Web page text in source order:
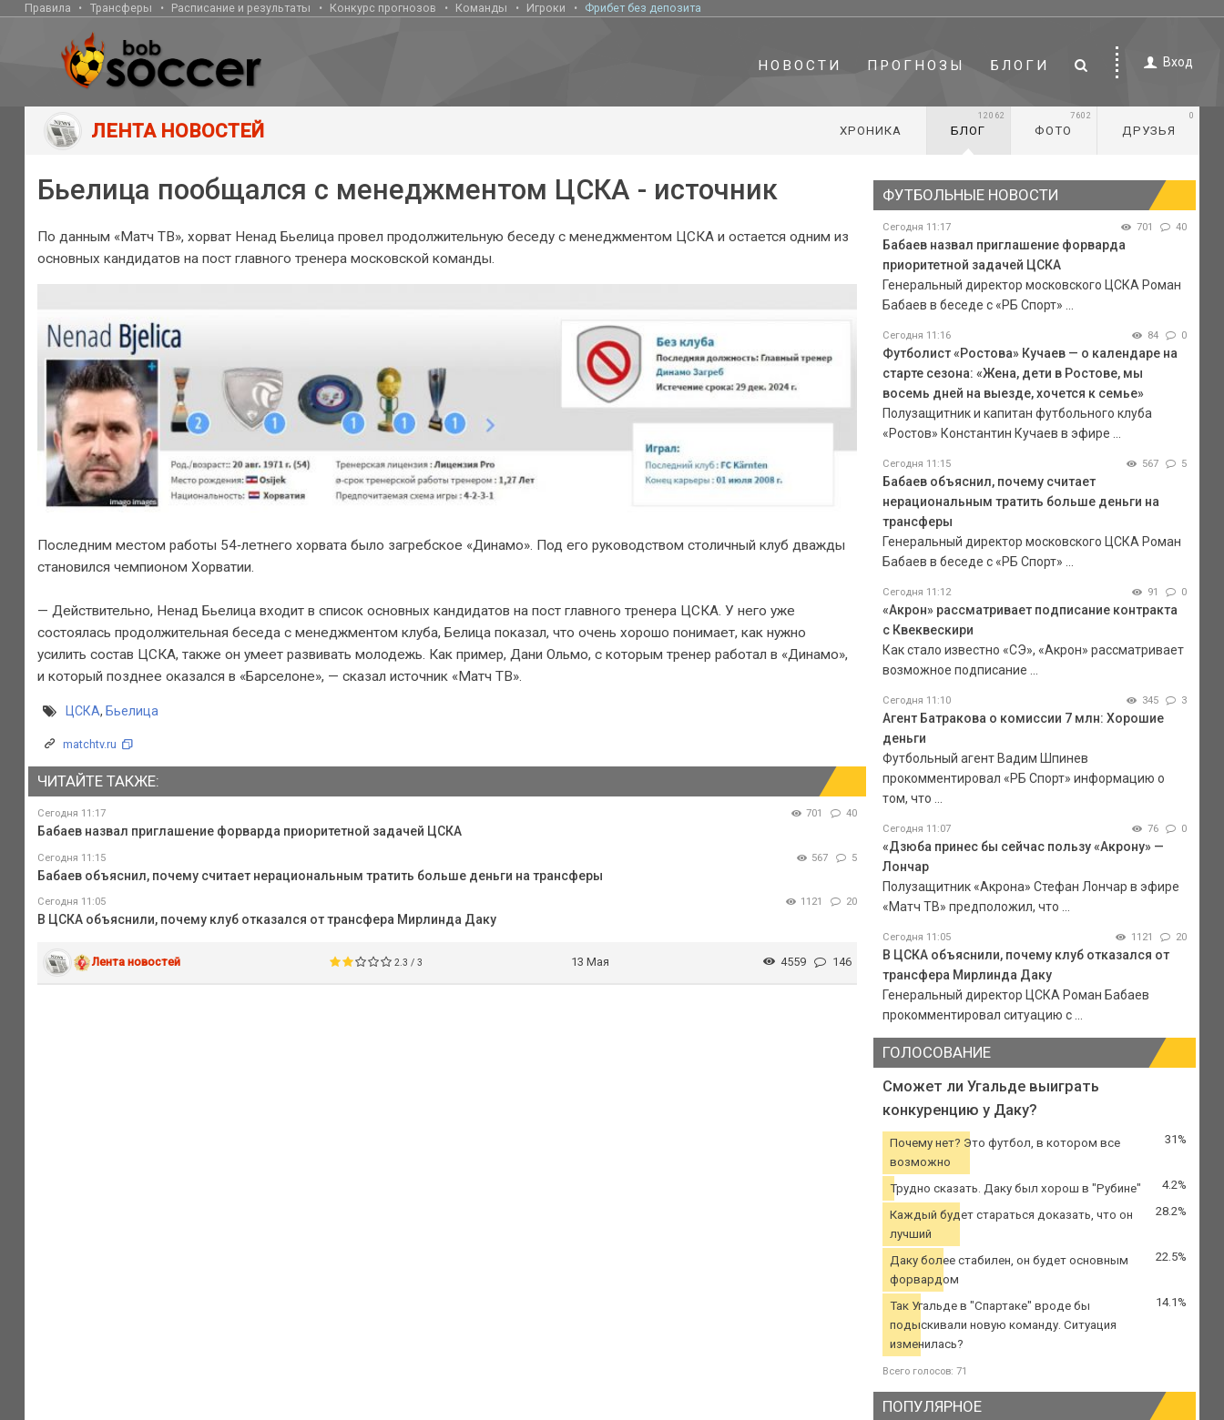
Правила Трансферы Расписание и результаты Конкурс прогнозов Команды Игроки Фрибет без депозита
НОВОСТИ ПРОГНОЗЫ БЛОГИ Вход
ЛЕНТА НОВОСТЕЙ ХРОНИКА БЛОГ
12062
ФОТО
7602
ДРУЗЬЯ
0
Бьелица пообщался с менеджментом ЦСКА - источник
По данным «Матч ТВ», хорват Ненад Бьелица провел продолжительную беседу с менеджментом ЦСКА и остается одним из
основных кандидатов на пост главного тренера московской команды.
Последним местом работы 54‑летнего хорвата было загребское «Динамо». Под его руководством столичный клуб дважды
становился чемпионом Хорватии.
— Действительно, Ненад Бьелица входит в список основных кандидатов на пост главного тренера ЦСКА. У него уже
состоялась продолжительная беседа с менеджментом клуба, Белица показал, что очень хорошо понимает, как нужно
усилить состав ЦСКА, также он умеет развивать молодежь. Как пример, Дани Ольмо, с которым тренер работал в «Динамо»,
и который позднее оказался в «Барселоне», — сказал источник «Матч ТВ».
ЦСКА, Бьелица
matchtv.ru
ЧИТАЙТЕ ТАКЖЕ:
Сегодня 11:17 701 40
Бабаев назвал приглашение форварда приоритетной задачей ЦСКА
Сегодня 11:15 567 5
Бабаев объяснил, почему считает нерациональным тратить больше деньги на трансферы
Сегодня 11:05 1121 20
В ЦСКА объяснили, почему клуб отказался от трансфера Мирлинда Даку
Лента новостей 2.3 / 3 13 Мая 4559 146
ФУТБОЛЬНЫЕ НОВОСТИ
Сегодня 11:17 701 40
Бабаев назвал приглашение форварда
приоритетной задачей ЦСКА
Генеральный директор московского ЦСКА Роман
Бабаев в беседе с «РБ Спорт» ...
Сегодня 11:16 84 0
Футболист «Ростова» Кучаев — о календаре на
старте сезона: «Жена, дети в Ростове, мы
восемь дней на выезде, хочется к семье»
Полузащитник и капитан футбольного клуба
«Ростов» Константин Кучаев в эфире ...
Сегодня 11:15 567 5
Бабаев объяснил, почему считает
нерациональным тратить больше деньги на
трансферы
Генеральный директор московского ЦСКА Роман
Бабаев в беседе с «РБ Спорт» ...
Сегодня 11:12 91 0
«Акрон» рассматривает подписание контракта
с Квеквескири
Как стало известно «СЭ», «Акрон» рассматривает
возможное подписание ...
Сегодня 11:10 345 3
Агент Батракова о комиссии 7 млн: Хорошие
деньги
Футбольный агент Вадим Шпинев
прокомментировал «РБ Спорт» информацию о
том, что ...
Сегодня 11:07 76 0
«Дзюба принес бы сейчас пользу «Акрону» —
Лончар
Полузащитник «Акрона» Стефан Лончар в эфире
«Матч ТВ» предположил, что ...
Сегодня 11:05 1121 20
В ЦСКА объяснили, почему клуб отказался от
трансфера Мирлинда Даку
Генеральный директор ЦСКА Роман Бабаев
прокомментировал ситуацию с ...
ГОЛОСОВАНИЕ
Сможет ли Угальде выиграть
конкуренцию у Даку?
Почему нет? Это футбол, в котором все
возможно
31%
Трудно сказать. Даку был хорош в "Рубине" 4.2%
Каждый будет стараться доказать, что он
лучший
28.2%
Даку более стабилен, он будет основным
форвардом
22.5%
Так Угальде в "Спартаке" вроде бы
подыскивали новую команду. Ситуация
изменилась?
14.1%
Всего голосов: 71
ПОПУЛЯРНОЕ